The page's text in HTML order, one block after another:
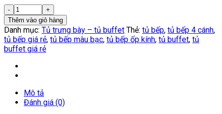
Thêm vào giỏ hàng
Danh mục: Tủ trưng bày – tủ buffet Thẻ: tủ bếp, tủ bếp 4 cánh,
tủ bếp giá rẻ, tủ bếp màu bạc, tủ bếp ốp kính, tủ buffet, tủ
buffet giá rẻ
Mô tả
Đánh giá (0)